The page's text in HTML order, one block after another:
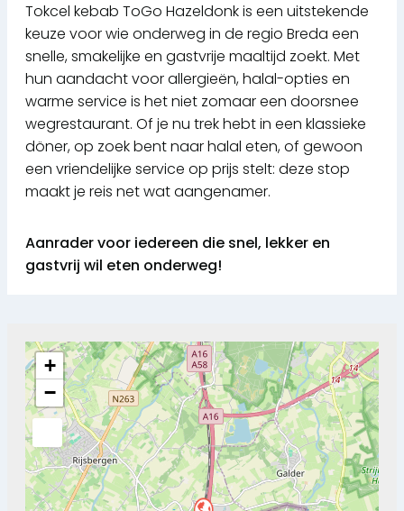
Tokcel kebab ToGo Hazeldonk is een uitstekende
keuze voor wie onderweg in de regio Breda een
snelle, smakelijke en gastvrije maaltijd zoekt. Met
hun aandacht voor allergieën, halal-opties en
warme service is het niet zomaar een doorsnee
wegrestaurant. Of je nu trek hebt in een klassieke
döner, op zoek bent naar halal eten, of gewoon
een vriendelijke service op prijs stelt: deze stop
maakt je reis net wat aangenamer.
Aanrader voor iedereen die snel, lekker en
gastvrij wil eten onderweg!
+
−